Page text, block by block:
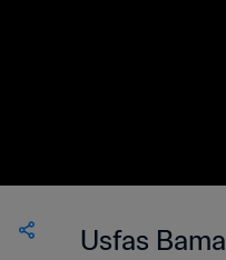
Usfas